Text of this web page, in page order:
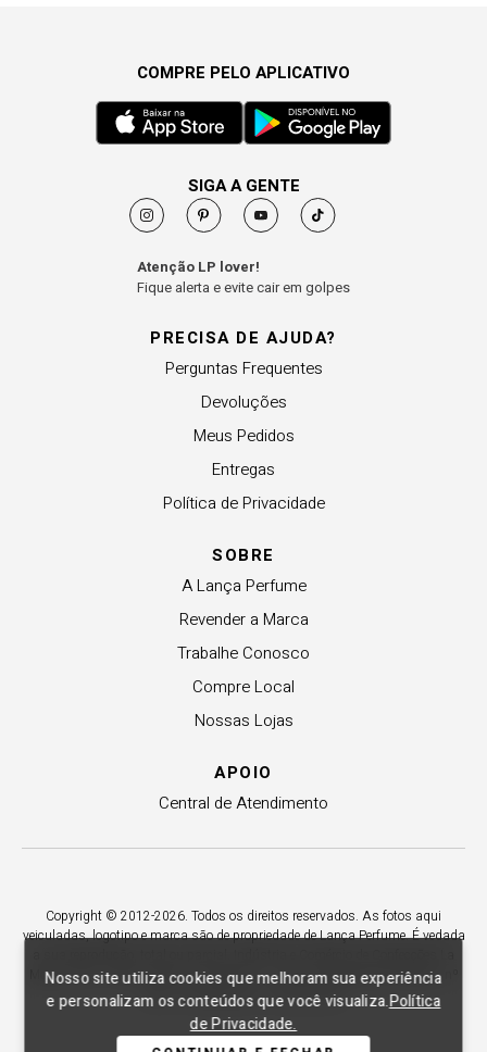
Nosso site utiliza cookies que melhoram sua experiência
e personalizam os conteúdos que você visualiza.Política
de Privacidade.
PRECISA DE AJUDA?
Perguntas Frequentes
Devoluções
Meus Pedidos
Entregas
Política de Privacidade
SOBRE
A Lança Perfume
Revender a Marca
Trabalhe Conosco
Compre Local
Nossas Lojas
APOIO
Central de Atendimento
COMPRE PELO APLICATIVO
SIGA A GENTE
Atenção LP lover!
Fique alerta e evite cair em golpes
Copyright © 2012-2026. Todos os direitos reservados. As fotos aqui
veiculadas, logotipo e marca são de propriedade de Lança Perfume. É vedada
Moda LTDA - CNPJ 79.653.119/0009-70 – Acesso estadual Rio Maina, nº
1925 - Vila Macarini - Criciúma/SC.